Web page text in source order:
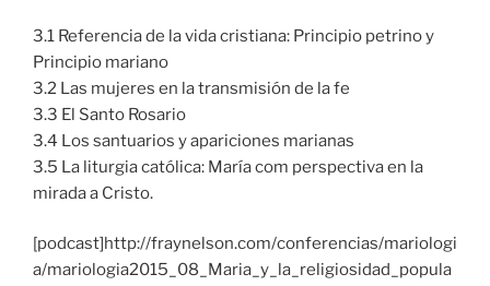
3.1 Referencia de la vida cristiana: Principio petrino y
Principio mariano
3.2 Las mujeres en la transmisión de la fe
3.3 El Santo Rosario
3.4 Los santuarios y apariciones marianas
3.5 La liturgia católica: María com perspectiva en la
mirada a Cristo.
[podcast]http://fraynelson.com/conferencias/mariologi
a/mariologia2015_08_Maria_y_la_religiosidad_popula